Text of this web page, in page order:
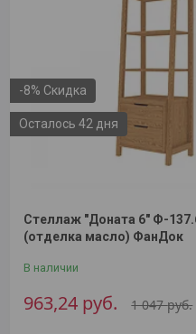
-8%
Осталось 42 дня
Стеллаж "Доната 6" Ф-
(отделка масло) ФанДок
В наличии
1 047руб.
963,24 руб.